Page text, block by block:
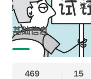
这
基础信息
469 15